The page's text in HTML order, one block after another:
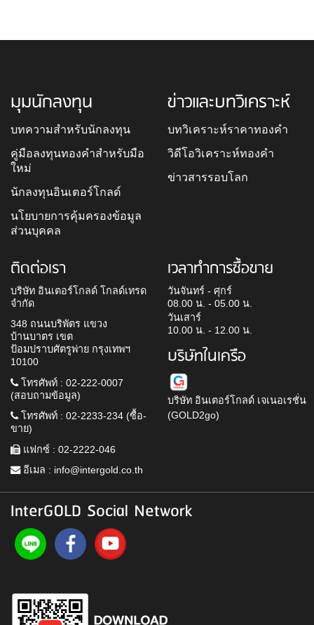
มุมนักลงทุน
บทความสำหรับนักลงทุน
คู่มือลงทุนทองคำสำหรับมือ
ใหม่
นักลงทุนอินเตอร์โกลด์
นโยบายการคุ้มครองข้อมูล
ส่วนบุคคล
ข่าวและบทวิเคราะห์
บทวิเคราะห์ราคาทองคำ
วิดีโอวิเคราะห์ทองคำ
ข่าวสารรอบโลก
ติดต่อเรา
บริษัท อินเตอร์โกลด์ โกลด์เทรด
จำกัด
348 ถนนบริพัตร แขวง
บ้านบาตร เขต
ป้อมปราบศัตรูพ่าย กรุงเทพฯ
10100
โทรศัพท์ : 02-222-0007
(สอบถามข้อมูล)
โทรศัพท์ : 02-2233-234 (ซื้อ-
ขาย)
แฟกซ์ : 02-2222-046
อีเมล : info@intergold.co.th
เวลาทำการซื้อขาย
วันจันทร์ - ศุกร์
08.00 น. - 05.00 น.
วันเสาร์
10.00 น. - 12.00 น.
บริษัทในเครือ
บริษัท อินเตอร์โกลด์ เจเนอเรชั่น
(GOLD2go)
InterGOLD Social Network